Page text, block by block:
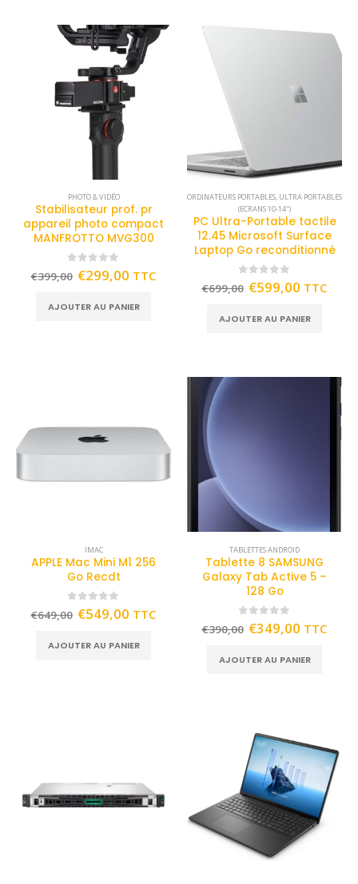
PHOTO & VIDÉO
Stabilisateur prof. pr
appareil photo compact
MANFROTTO MVG300
out of 5
€399,00 €299,00 TTC
AJOUTER AU PANIER
ORDINATEURS PORTABLES, ULTRA PORTABLES
(ECRANS 10-14")
PC Ultra-Portable tactile
12.45 Microsoft Surface
Laptop Go reconditionné
out of 5
€699,00 €599,00 TTC
AJOUTER AU PANIER
IMAC
APPLE Mac Mini M1 256
Go Recdt
out of 5
€649,00 €549,00 TTC
AJOUTER AU PANIER
TABLETTES ANDROID
Tablette 8 SAMSUNG
Galaxy Tab Active 5 –
128 Go
out of 5
€390,00 €349,00 TTC
AJOUTER AU PANIER